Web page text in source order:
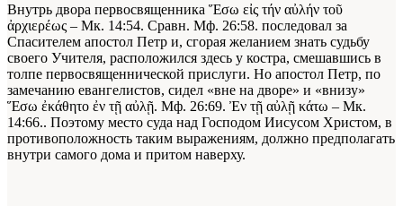
Внутрь двора первосвященника Ἕσω εἰς τήν αὐλήν τοῦ
ἀρχιερέως – Мк. 14:54. Сравн. Мф. 26:58. последовал за
Спасителем апостол Петр и, сгорая желанием знать судьбу
своего Учителя, расположился здесь у костра, смешавшись в
толпе первосвященнической прислуги. Но апостол Петр, по
замечанию евангелистов, сидел «вне на дворе» и «внизу»
Ἕσω ἐκάθητο ἐν τῇ αὐλῇ. Мф. 26:69. Ἐν τῇ αὐλῇ κάτω – Мк.
14:66.. Поэтому место суда над Господом Иисусом Христом, в
противоположность таким выражениям, должно предполагать
внутри самого дома и притом наверху.